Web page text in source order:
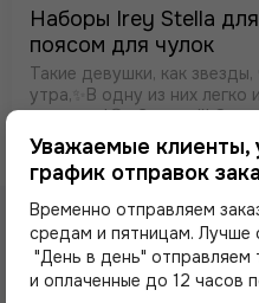
Наборы Irey Stella
поясом для чулок
Такие девушки, как
утра,✨В одну из них
навсегда!😍⠀Зажигай!
этой ночи! Ведь мы
Stella (Звезда), где есть
Уважаемые клиенты,
график отправок
Временно отправляем
средам и пятницам. Лучше
"День в день" отправляем
и оплаченные до 12 часов